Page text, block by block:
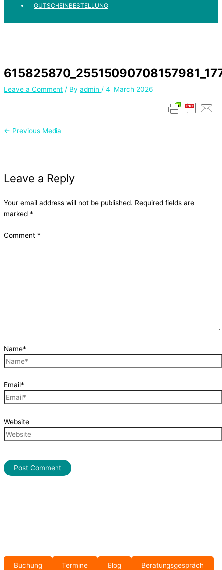
GUTSCHEINBESTELLUNG
Buchung Termine Blog Beratungsgespräch
Leave a Comment / By admin / 4. March 2026
← Previous Media
Leave a Reply
Your email address will not be published. Required fields are
marked *
Comment *
Name*
Email*
Website